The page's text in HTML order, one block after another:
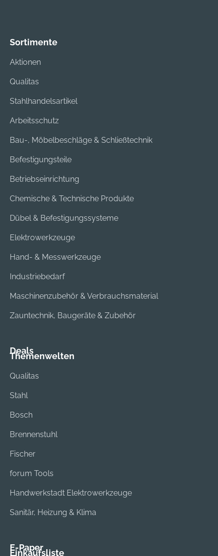
Sortimente
Aktionen
Qualitas
Stahlhandelsartikel
Arbeitsschutz
Bau-, Möbelbeschläge & Schließtechnik
Befestigungsteile
Betriebseinrichtung
Chemische & Technische Produkte
Dübel & Befestigungssysteme
Elektrowerkzeuge
Hand- & Messwerkzeuge
Industriebedarf
Maschinenzubehör & Verbrauchsmaterial
Zauntechnik, Baugeräte & Zubehör
Deals
Themenwelten
Qualitas
Stahl
Bosch
Brennenstuhl
Fischer
forum Tools
Handwerkstadt Elektrowerkzeuge
Sanitär, Heizung & Klima
E-Paper
Einkaufsliste